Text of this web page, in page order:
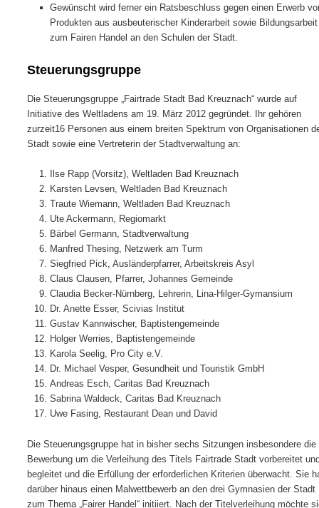
Gewünscht wird ferner ein Ratsbeschluss gegen einen Erwerb
Produkten aus ausbeuterischer Kinderarbeit sowie Bildungsarbeit
zum Fairen Handel an den Schulen der Stadt.
Steuerungsgruppe
Die Steuerungsgruppe „Fairtrade Stadt Bad Kreuznach“ wurde auf
Initiative des Weltladens am 19. März 2012 gegründet. Ihr gehören
zurzeit16 Personen aus einem breiten Spektrum von Organisationen
Stadt sowie eine Vertreterin der Stadtverwaltung an:
Ilse Rapp (Vorsitz), Weltladen Bad Kreuznach
Karsten Levsen, Weltladen Bad Kreuznach
Traute Wiemann, Weltladen Bad Kreuznach
Ute Ackermann, Regiomarkt
Bärbel Germann, Stadtverwaltung
Manfred Thesing, Netzwerk am Turm
Siegfried Pick, Ausländerpfarrer, Arbeitskreis Asyl
Claus Clausen, Pfarrer, Johannes Gemeinde
Claudia Becker-Nürnberg, Lehrerin, Lina-Hilger-Gymansium
Dr. Anette Esser, Scivias Institut
Gustav Kannwischer, Baptistengemeinde
Holger Werries, Baptistengemeinde
Karola Seelig, Pro City e.V.
Dr. Michael Vesper, Gesundheit und Touristik GmbH
Andreas Esch, Caritas Bad Kreuznach
Sabrina Waldeck, Caritas Bad Kreuznach
Uwe Fasing, Restaurant Dean und David
Die Steuerungsgruppe hat in bisher sechs Sitzungen insbesondere die
Bewerbung um die Verleihung des Titels Fairtrade Stadt vorbereitet
begleitet und die Erfüllung der erforderlichen Kriterien überwacht. Sie
darüber hinaus einen Malwettbewerb an den drei Gymnasien der Stadt
zum Thema „Fairer Handel“ initiiert. Nach der Titelverleihung möchte